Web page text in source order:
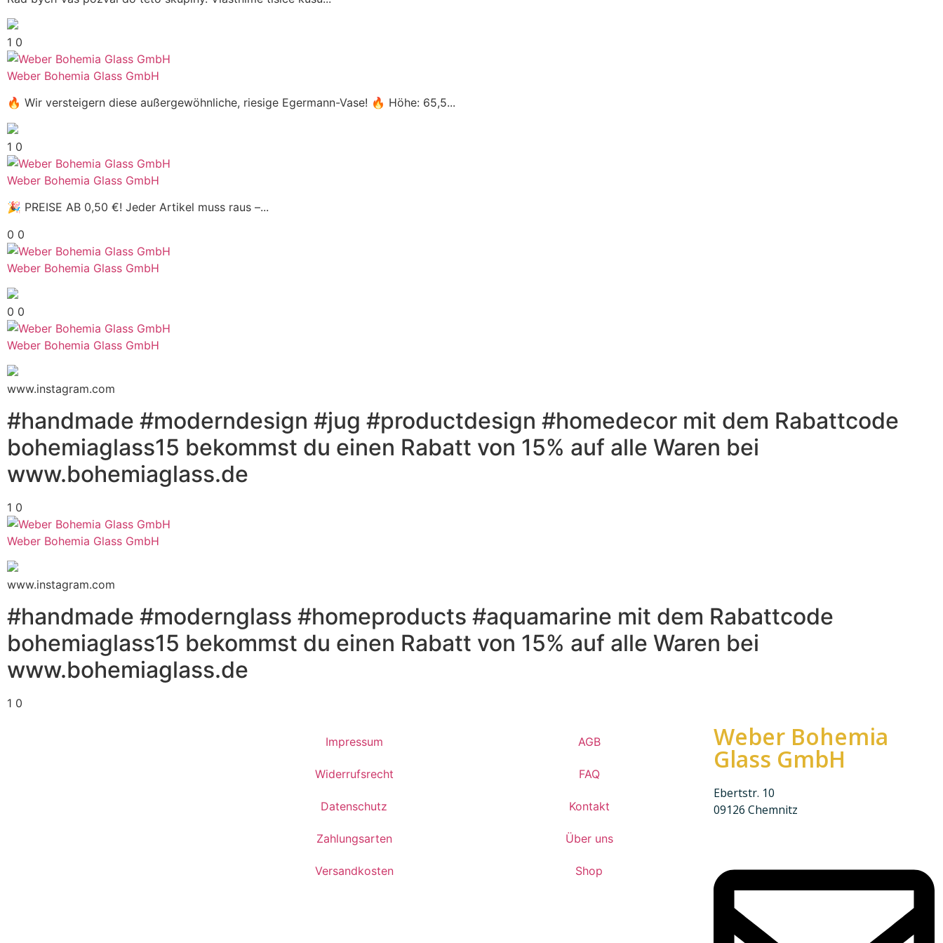
1 0
Weber Bohemia Glass GmbH
🔥 Wir versteigern diese außergewöhnliche, riesige Egermann-Vase! 🔥 Höhe: 65,5...
1 0
Weber Bohemia Glass GmbH
🎉 PREISE AB 0,50 €! Jeder Artikel muss raus –...
0 0
Weber Bohemia Glass GmbH
0 0
Weber Bohemia Glass GmbH
www.instagram.com
#handmade #moderndesign #jug #productdesign #homedecor mit dem Rabattcode
bohemiaglass15 bekommst du einen Rabatt von 15% auf alle Waren bei
www.bohemiaglass.de
1 0
Weber Bohemia Glass GmbH
www.instagram.com
#handmade #modernglass #homeproducts #aquamarine mit dem Rabattcode
bohemiaglass15 bekommst du einen Rabatt von 15% auf alle Waren bei
www.bohemiaglass.de
1 0
Impressum
Widerrufsrecht
Datenschutz
Zahlungsarten
Versandkosten
AGB
FAQ
Kontakt
Über uns
Shop
Weber Bohemia
Glass GmbH
Ebertstr. 10
09126 Chemnitz